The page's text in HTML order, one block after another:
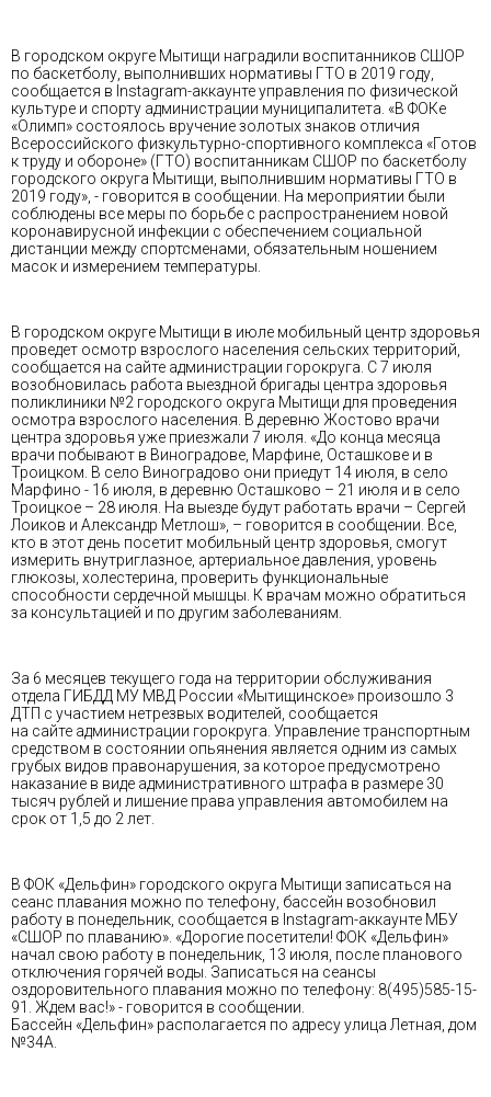
В городском округе Мытищи наградили воспитанников СШОР
по баскетболу, выполнивших нормативы ГТО в 2019 году,
сообщается в Instagram-аккаунте управления по физической
культуре и спорту администрации муниципалитета. «В ФОКе
«Олимп» состоялось вручение золотых знаков отличия
Всероссийского физкультурно-спортивного комплекса «Готов
к труду и обороне» (ГТО) воспитанникам СШОР по баскетболу
городского округа Мытищи, выполнившим нормативы ГТО в
2019 году», - говорится в сообщении. На мероприятии были
соблюдены все меры по борьбе с распространением новой
коронавирусной инфекции с обеспечением социальной
дистанции между спортсменами, обязательным ношением
масок и измерением температуры.
В городском округе Мытищи в июле мобильный центр здоровья
проведет осмотр взрослого населения сельских территорий,
сообщается на сайте администрации горокруга. С 7 июля
возобновилась работа выездной бригады центра здоровья
поликлиники №2 городского округа Мытищи для проведения
осмотра взрослого населения. В деревню Жостово врачи
центра здоровья уже приезжали 7 июля. «До конца месяца
врачи побывают в Виноградове, Марфине, Осташкове и в
Троицком. В село Виноградово они приедут 14 июля, в село
Марфино - 16 июля, в деревню Осташково – 21 июля и в село
Троицкое – 28 июля. На выезде будут работать врачи – Сергей
Лоиков и Александр Метлош», – говорится в сообщении. Все,
кто в этот день посетит мобильный центр здоровья, смогут
измерить внутриглазное, артериальное давления, уровень
глюкозы, холестерина, проверить функциональные
способности сердечной мышцы. К врачам можно обратиться
за консультацией и по другим заболеваниям.
За 6 месяцев текущего года на территории обслуживания
отдела ГИБДД МУ МВД России «Мытищинское» произошло 3
ДТП с участием нетрезвых водителей, сообщается
на сайте администрации горокруга. Управление транспортным
средством в состоянии опьянения является одним из самых
грубых видов правонарушения, за которое предусмотрено
наказание в виде административного штрафа в размере 30
тысяч рублей и лишение права управления автомобилем на
срок от 1,5 до 2 лет.
В ФОК «Дельфин» городского округа Мытищи записаться на
сеанс плавания можно по телефону, бассейн возобновил
работу в понедельник, сообщается в Instagram-аккаунте МБУ
«СШОР по плаванию». «Дорогие посетители! ФОК «Дельфин»
начал свою работу в понедельник, 13 июля, после планового
отключения горячей воды. Записаться на сеансы
оздоровительного плавания можно по телефону: 8(495)585-15-
91. Ждем вас!» - говорится в сообщении.
Бассейн «Дельфин» располагается по адресу улица Летная, дом
№34А.